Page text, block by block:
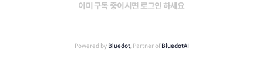
이미 구독 중이시면 로그인 하세요
Powered by Bluedot, Partner of BluedotAI